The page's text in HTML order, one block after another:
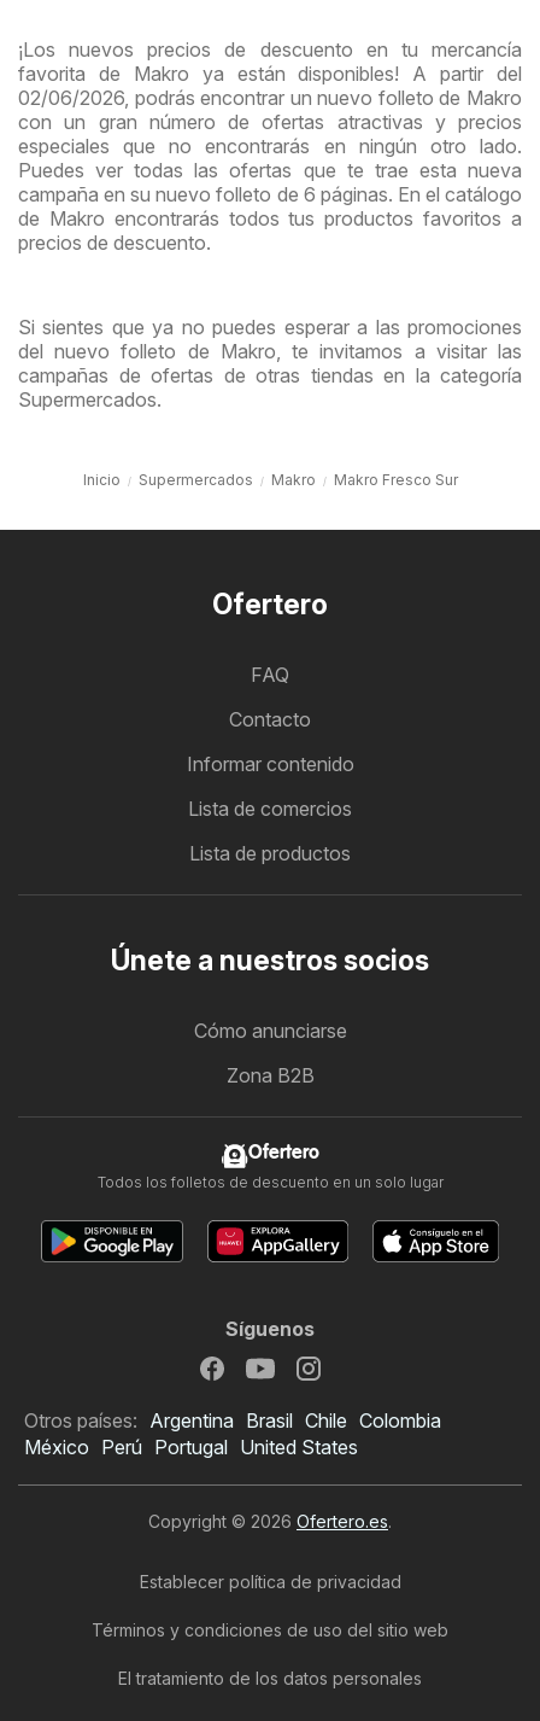
Folleto de Makro
¡Los nuevos precios de descuento en tu mercancía
favorita de Makro ya están disponibles! A partir del
02/06/2026, podrás encontrar un nuevo folleto de Makro
con un gran número de ofertas atractivas y precios
especiales que no encontrarás en ningún otro lado.
Puedes ver todas las ofertas que te trae esta nueva
campaña en su nuevo folleto de 6 páginas. En el catálogo
de Makro encontrarás todos tus productos favoritos a
precios de descuento.
Si sientes que ya no puedes esperar a las promociones
del nuevo folleto de Makro, te invitamos a visitar las
campañas de ofertas de otras tiendas en la categoría
Supermercados.
Inicio Supermercados Makro Makro Fresco Sur
Ofertero
FAQ
Contacto
Informar contenido
Lista de comercios
Lista de productos
Únete a nuestros socios
Cómo anunciarse
Zona B2B
Ofertero
Todos los folletos de descuento en un solo lugar
Síguenos
Otros países: Argentina Brasil Chile Colombia
México Perú Portugal United States
Copyright © 2026 Ofertero.es.
Establecer política de privacidad
Términos y condiciones de uso del sitio web
El tratamiento de los datos personales